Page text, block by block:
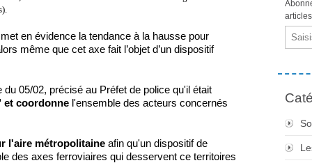
met en évidence la tendance à la hausse pour
même que cet axe fait l’objet d’un dispositif
05/02, précisé au Préfet de police qu'il était
et coordonne l'ensemble des acteurs concernés
l'aire métropolitaine afin qu'un dispositif de
des axes ferroviaires qui desservent ce territoires
Email